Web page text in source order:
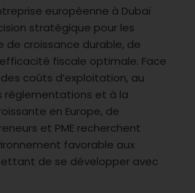
européenne à Dubaï
stratégique pour les
de croissance durable, de
fiscale optimale. Face
coûts d’exploitation, au
réglementations et à la
en Europe, de
et PME recherchent
favorable aux
de se développer avec